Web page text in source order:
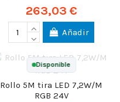
263,03 €
Añadir
Disponible
Rollo 5M tira LED 7,2W/M
RGB 24V